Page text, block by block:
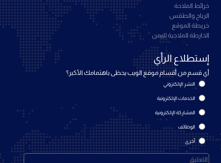
خرائط الملاحة
الرياح والطقس
خريطة الموقع
الخارطة الملاحية لليمن
إستطلاع الرأي
أي قسم من أقسام موقع الويب يحظى باهتمامك الأكبر؟
النشر الإلكتروني
الخدمات الإلكترونية
المشاركة الإلكترونية
الوظائف
أخرى